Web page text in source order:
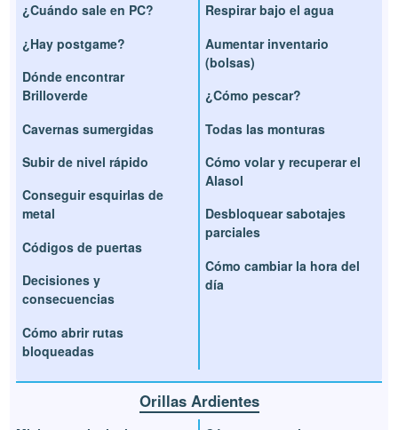
¿Cuándo sale en PC?
¿Hay postgame?
Dónde encontrar
Brilloverde
Cavernas sumergidas
Subir de nivel rápido
Conseguir esquirlas de
metal
Códigos de puertas
Decisiones y
consecuencias
Cómo abrir rutas
bloqueadas
Respirar bajo el agua
Aumentar inventario
(bolsas)
¿Cómo pescar?
Todas las monturas
Cómo volar y recuperar el
Alasol
Desbloquear sabotajes
parciales
Cómo cambiar la hora del
día
Orillas Ardientes